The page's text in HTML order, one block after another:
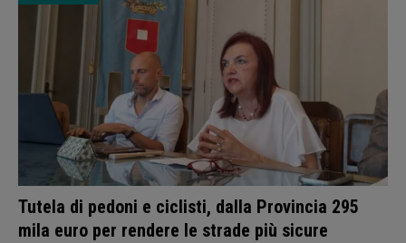
Tutela di pedoni e ciclisti, dalla Provincia 295
mila euro per rendere le strade più sicure